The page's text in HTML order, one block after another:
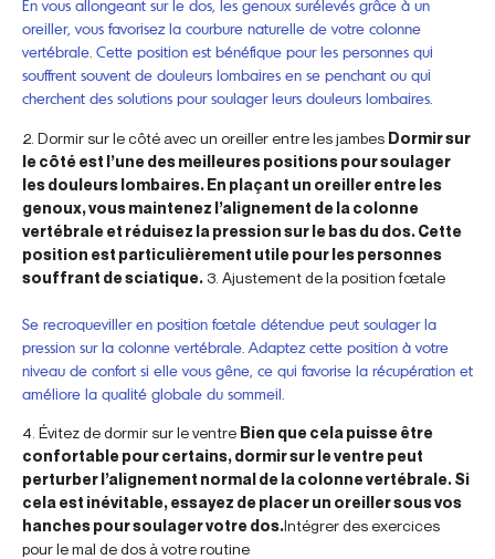
En vous allongeant sur le dos, les genoux surélevés grâce à un
oreiller, vous favorisez la courbure naturelle de votre colonne
vertébrale. Cette position est bénéfique pour les personnes qui
souffrent souvent de douleurs lombaires en se penchant ou qui
cherchent des solutions pour soulager leurs douleurs lombaires.
2. Dormir sur le côté avec un oreiller entre les jambes Dormir sur
le côté est l’une des meilleures positions pour soulager
les douleurs lombaires. En plaçant un oreiller entre les
genoux, vous maintenez l’alignement de la colonne
vertébrale et réduisez la pression sur le bas du dos. Cette
position est particulièrement utile pour les personnes
souffrant de sciatique. 3. Ajustement de la position fœtale
Se recroqueviller en position fœtale détendue peut soulager la
pression sur la colonne vertébrale. Adaptez cette position à votre
niveau de confort si elle vous gêne, ce qui favorise la récupération et
améliore la qualité globale du sommeil.
4. Évitez de dormir sur le ventre Bien que cela puisse être
confortable pour certains, dormir sur le ventre peut
perturber l’alignement normal de la colonne vertébrale. Si
cela est inévitable, essayez de placer un oreiller sous vos
hanches pour soulager votre dos.Intégrer des exercices
pour le mal de dos à votre routine